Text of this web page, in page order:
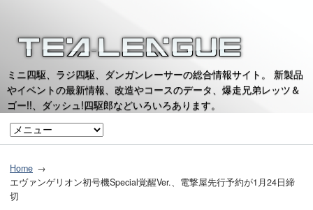
ミニ四駆、ラジ四駆、ダンガンレーサーの総合情報サイト。 新製品
やイベントの最新情報、改造やコースのデータ、爆走兄弟レッツ＆
ゴー!!、ダッシュ!四駆郎などいろいろあります。
Home
エヴァンゲリオン初号機Special覚醒Ver.、電撃屋先行予約が1月24日締
切